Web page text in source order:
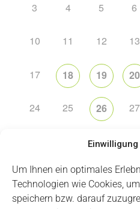
Um Ihnen ein optimales
Technologien wie Cookies,
speichern bzw. darauf
3 4 5 6
10 11 12 13
17 18 19 20
24 25 26 27
2 3